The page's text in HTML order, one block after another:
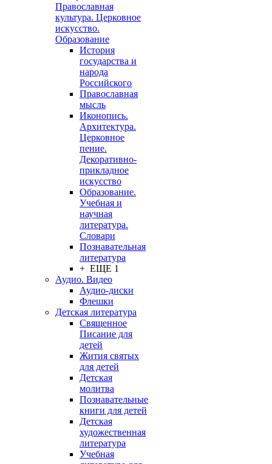
Православная
культура. Церковное
искусство.
Образование
История
государства и
народа
Российского
Православная
мысль
Иконопись.
Архитектура.
Церковное
пение.
Декоративно-
прикладное
искусство
Образование.
Учебная и
научная
литература.
Словари
Познавательная
литература
+ ЕЩЕ 1
Аудио. Видео
Аудио-диски
Флешки
Детская литература
Священное
Писание для
детей
Жития святых
для детей
Детская
молитва
Познавательные
книги для детей
Детская
художественная
литература
Учебная